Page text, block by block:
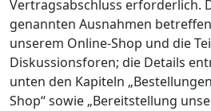
Vertragsabschluss erforderlich.
genannten Ausnahmen
unserem Online-Shop und die
Diskussionsforen; die Details
unten den Kapiteln
Shop“ sowie „Bereitstellung